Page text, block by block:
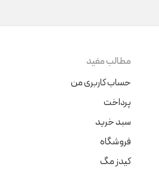
مطالب مفید
حساب کاربری من
پرداخت
سبد خرید
فروشگاه
کیدز مگ